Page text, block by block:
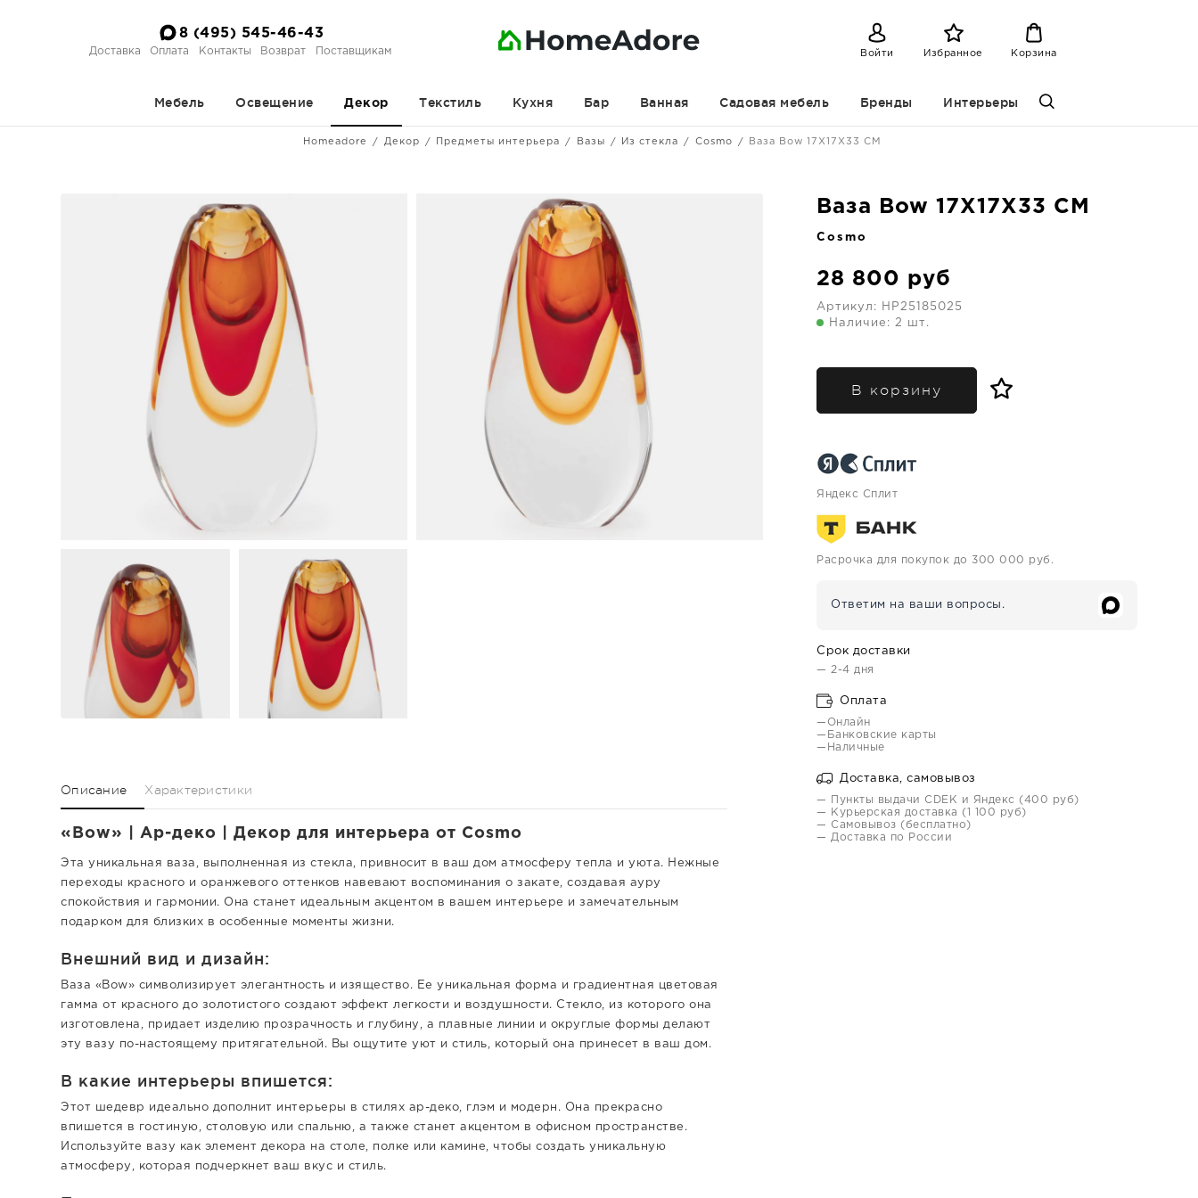
8 (495) 545-46-43
Доставка Оплата Контакты Возврат Поставщикам Войти Избранное Корзина
Мебель Освещение Декор Текстиль Кухня Бар Ванная Садовая мебель Бренды Интерьеры
Homeadore Декор Предметы интерьера Вазы Из стекла Cosmo Ваза Bow 17X17X33 CM
Ваза Bow 17X17X33 CM
Cosmo
28 800 руб
Артикул:
HP25185025
Наличие: 2 шт.
В корзину
Яндекс Сплит
Расрочка для покупок до 300 000 руб.
Ответим на ваши вопросы.
Срок доставки
— 2-4 дня
Оплата
—Онлайн
—Банковские карты
—Наличные
Доставка, самовывоз
— Пункты выдачи CDEK и Яндекс (400 руб)
— Курьерская доставка (1 100 руб)
— Самовывоз (бесплатно)
— Доставка по России
Описание Характеристики
«Bow» | Ар-деко | Декор для интерьера от Cosmo
Эта уникальная ваза, выполненная из стекла, привносит в ваш дом атмосферу тепла и уюта. Нежные
переходы красного и оранжевого оттенков навевают воспоминания о закате, создавая ауру
спокойствия и гармонии. Она станет идеальным акцентом в вашем интерьере и замечательным
подарком для близких в особенные моменты жизни.
Внешний вид и дизайн:
Ваза «Bow» символизирует элегантность и изящество. Ее уникальная форма и градиентная цветовая
гамма от красного до золотистого создают эффект легкости и воздушности. Стекло, из которого она
изготовлена, придает изделию прозрачность и глубину, а плавные линии и округлые формы делают
эту вазу по-настоящему притягательной. Вы ощутите уют и стиль, который она принесет в ваш дом.
В какие интерьеры впишется:
Этот шедевр идеально дополнит интерьеры в стилях ар-деко, глэм и модерн. Она прекрасно
впишется в гостиную, столовую или спальню, а также станет акцентом в офисном пространстве.
Используйте вазу как элемент декора на столе, полке или камине, чтобы создать уникальную
атмосферу, которая подчеркнет ваш вкус и стиль.